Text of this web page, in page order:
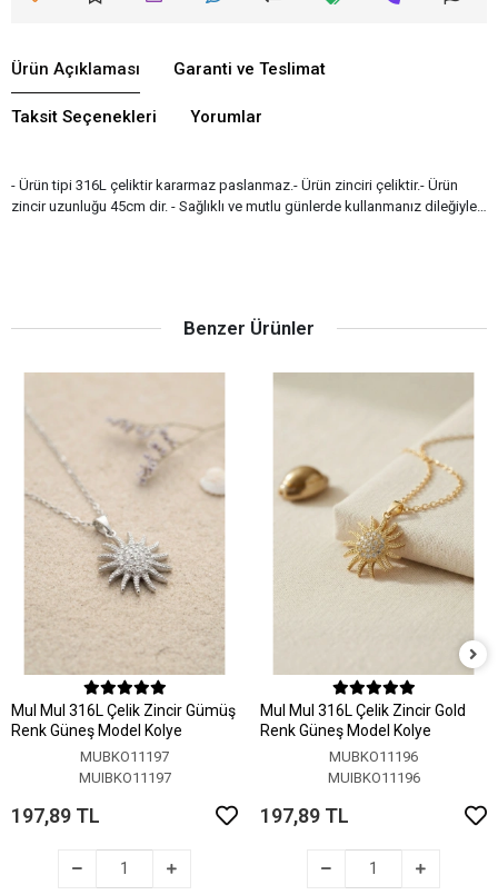
Ürün Açıklaması Garanti ve Teslimat
Taksit Seçenekleri Yorumlar
- Ürün tipi 316L çeliktir kararmaz paslanmaz.- Ürün zinciri çeliktir.- Ürün
zincir uzunluğu 45cm dir. - Sağlıklı ve mutlu günlerde kullanmanız dileğiyle…
Benzer Ürünler
MuI MuI 316L Çelik Zincir Gümüş
Renk Güneş Model Kolye
MUBKO11197
MUIBKO11197
197,89 TL
MuI MuI 316L Çelik Zincir Gold
Renk Güneş Model Kolye
MUBKO11196
MUIBKO11196
197,89 TL